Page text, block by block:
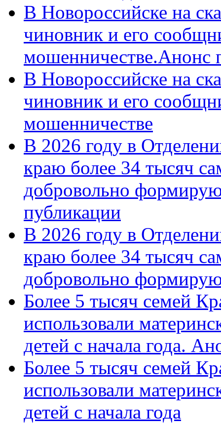
В Новороссийске на
чиновник и его
мошенничестве.Анонс
В Новороссийске на
чиновник и его
мошенничестве
В 2026 году в
краю более 34 тысяч
добровольно
публикации
В 2026 году в
краю более 34 тысяч
добровольно
Более 5 тысяч семей
использовали
детей с начала года.
Более 5 тысяч семей
использовали
детей с начала года